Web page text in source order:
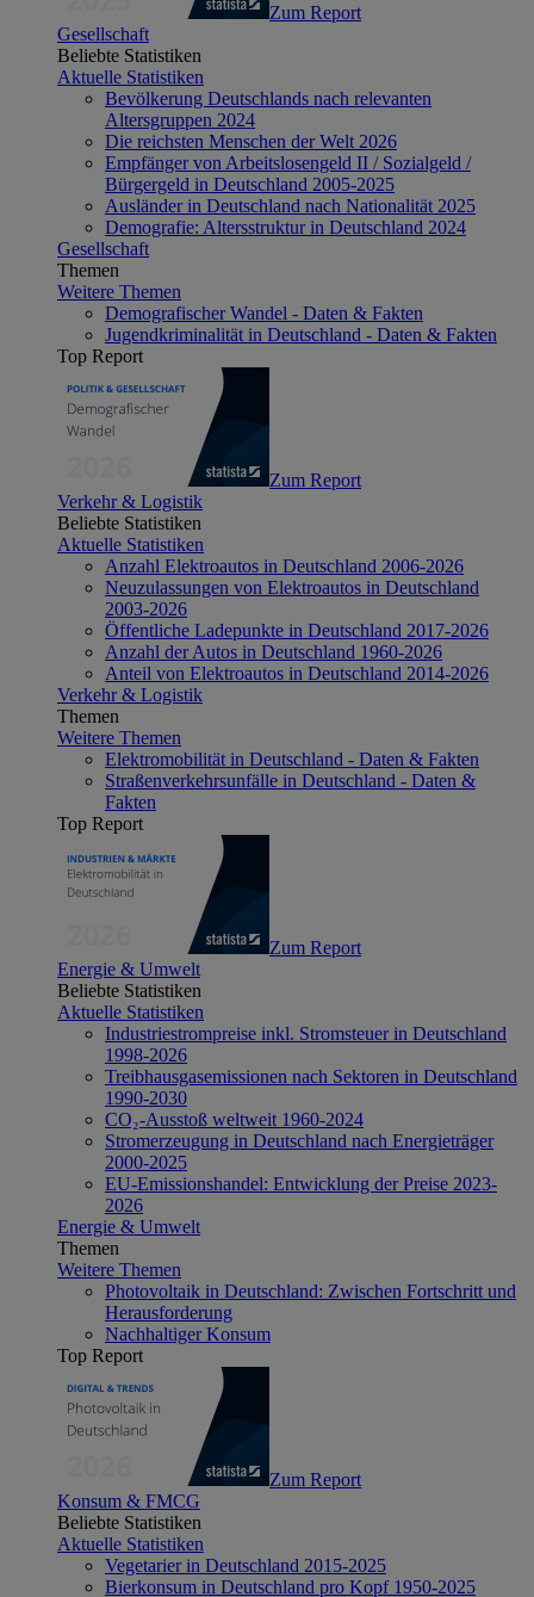
Zum Report
Gesellschaft
Beliebte Statistiken
Aktuelle Statistiken
Bevölkerung Deutschlands nach relevanten
Altersgruppen 2024
Die reichsten Menschen der Welt 2026
Empfänger von Arbeitslosengeld II / Sozialgeld /
Bürgergeld in Deutschland 2005-2025
Ausländer in Deutschland nach Nationalität 2025
Demografie: Altersstruktur in Deutschland 2024
Gesellschaft
Themen
Weitere Themen
Demografischer Wandel - Daten & Fakten
Jugendkriminalität in Deutschland - Daten & Fakten
Top Report
Zum Report
Verkehr & Logistik
Beliebte Statistiken
Aktuelle Statistiken
Anzahl Elektroautos in Deutschland 2006-2026
Neuzulassungen von Elektroautos in Deutschland
2003-2026
Öffentliche Ladepunkte in Deutschland 2017-2026
Anzahl der Autos in Deutschland 1960-2026
Anteil von Elektroautos in Deutschland 2014-2026
Verkehr & Logistik
Themen
Weitere Themen
Elektromobilität in Deutschland - Daten & Fakten
Straßenverkehrsunfälle in Deutschland - Daten &
Fakten
Top Report
Zum Report
Energie & Umwelt
Beliebte Statistiken
Aktuelle Statistiken
Industriestrompreise inkl. Stromsteuer in Deutschland
1998-2026
Treibhausgasemissionen nach Sektoren in Deutschland
1990-2030
CO₂-Ausstoß weltweit 1960-2024
Stromerzeugung in Deutschland nach Energieträger
2000-2025
EU-Emissionshandel: Entwicklung der Preise 2023-
2026
Energie & Umwelt
Themen
Weitere Themen
Photovoltaik in Deutschland: Zwischen Fortschritt und
Herausforderung
Nachhaltiger Konsum
Top Report
Zum Report
Konsum & FMCG
Beliebte Statistiken
Aktuelle Statistiken
Vegetarier in Deutschland 2015-2025
Bierkonsum in Deutschland pro Kopf 1950-2025